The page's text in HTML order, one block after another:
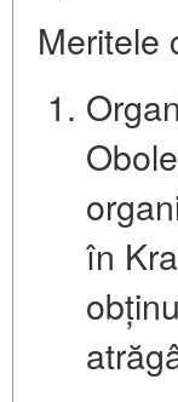
Meritele
în